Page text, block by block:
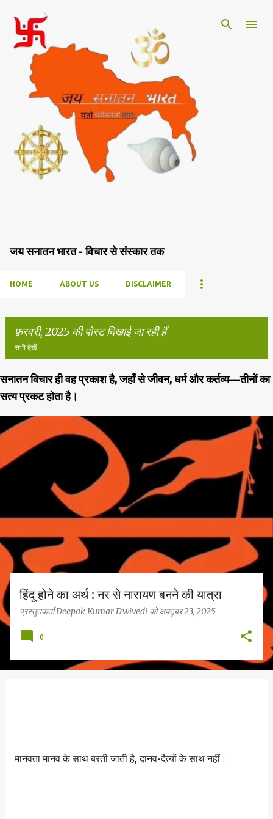
जय सनातन भारत - विचार से संस्कार तक
HOME ABOUT US DISCLAIMER
फ़रवरी, 2025 की पोस्ट दिखाई जा रही हैं
सभी देखें
सं
श
सनातन विचार ही वह प्रकाश है, जहाँ से जीवन, धर्म और कर्तव्य—तीनों का
सत्य प्रकट होता है।
हिंदू होने का अर्थ : नर से नारायण बनने की यात्रा
प्रस्तुतकर्ताDeepak Kumar Dwivedi कोअक्टूबर 23, 2025
0
मानवता मानव के साथ बरती जाती है, दानव-दैत्यों के साथ नहीं।